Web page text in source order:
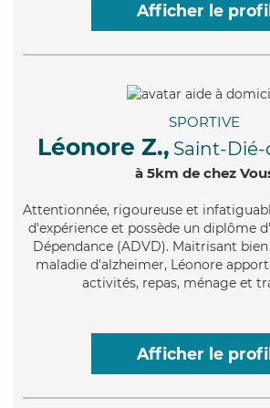
Afficher le profil
SPORTIVE
Léonore Z., Saint-Dié-
à 5km de chez
Attentionnée, rigoureuse et
d'expérience et possède un diplôme
Dépendance (ADVD). Maitrisant
maladie d'alzheimer, Léonore
activités, repas, ménage et
Afficher le